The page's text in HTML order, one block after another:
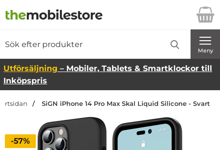
Startsidan för Danira Telecom AB
Meny
Utförsäljning – Mobiler, Tablets & Smartklockor till
Inköpspris
SiGN iPhone 14 Pro Max Skal Liquid Silicone - Svart
Priset är nedsatt med
-57%